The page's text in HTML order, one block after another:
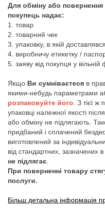
Для обміну або повернення
покупець надає:
1. товар
2. товарний чек
3. упаковку, в якій
4. виробничу етикетку /
5. заяву від покупця у
Якщо Ви сумніваєтеся в
якими-небудь параметрами
розпаковуйте його . З тієї
упаковці належної якості
або обміну не підлягають.
придбаний і сплачений
виготовлений за
від стандартних, зазначених в
не підлягає
При поверненні товару
послуги.
Більш детальна інформація